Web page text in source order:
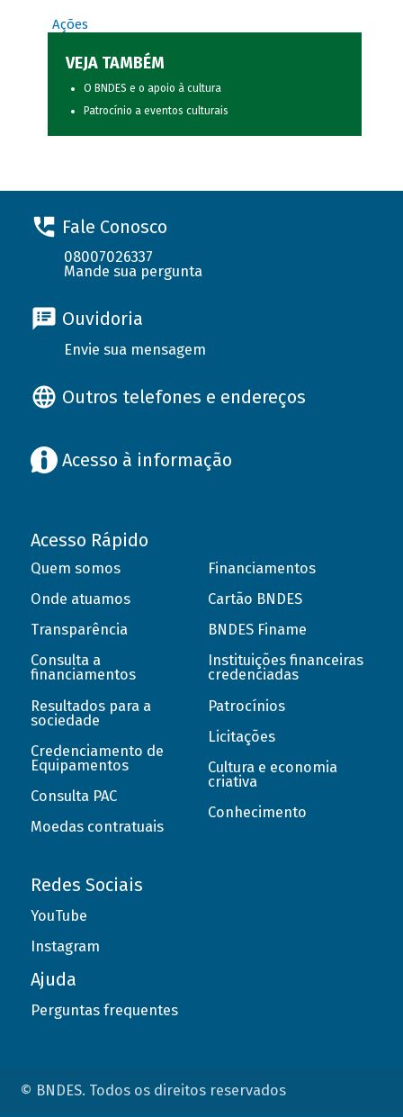
Ações
VEJA TAMBÉM
O BNDES e o apoio à cultura
Patrocínio a eventos culturais
Fale Conosco
08007026337
Mande sua pergunta
Ouvidoria
Envie sua mensagem
Outros telefones e endereços
Acesso à informação
Acesso Rápido
Quem somos
Onde atuamos
Transparência
Consulta a
financiamentos
Resultados para a
sociedade
Credenciamento de
Equipamentos
Consulta PAC
Moedas contratuais
Financiamentos
Cartão BNDES
BNDES Finame
Instituições financeiras
credenciadas
Patrocínios
Licitações
Cultura e economia
criativa
Conhecimento
Redes Sociais
YouTube
Instagram
Ajuda
Perguntas frequentes
© BNDES. Todos os direitos reservados